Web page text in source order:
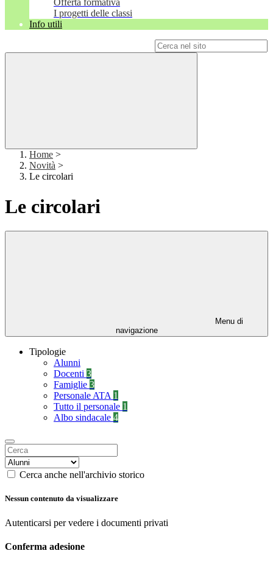
Offerta formativa
I progetti delle classi
Info utili
Home >
Novità >
Le circolari
Le circolari
Menu di
navigazione
Tipologie
Alunni
Docenti 3
Famiglie 3
Personale ATA 1
Tutto il personale 1
Albo sindacale 4
Cerca anche nell'archivio storico
Nessun contenuto da visualizzare
Autenticarsi per vedere i documenti privati
Conferma adesione